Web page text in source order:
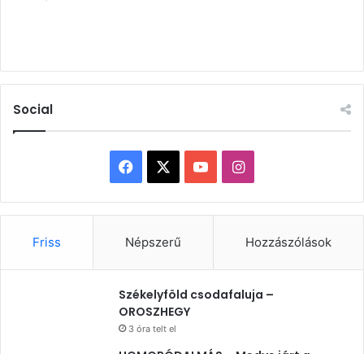
Social
Facebook YouTubeInstagram
Friss Népszerű Hozzászólások
Székelyföld csodafaluja –
OROSZHEGY
3 óra telt el